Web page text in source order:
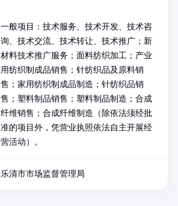
一般项目：技术服务、技术开发、技术咨
询、技术交流、技术转让、技术推广；新
材料技术推广服务；面料纺织加工；产业
用纺织制成品销售；针纺织品及原料销
售；家用纺织制成品制造；针纺织品销
售；塑料制品销售；塑料制品制造；合成
纤维销售；合成纤维制造（除依法须经批
准的项目外，凭营业执照依法自主开展经
营活动）。
乐清市市场监督管理局